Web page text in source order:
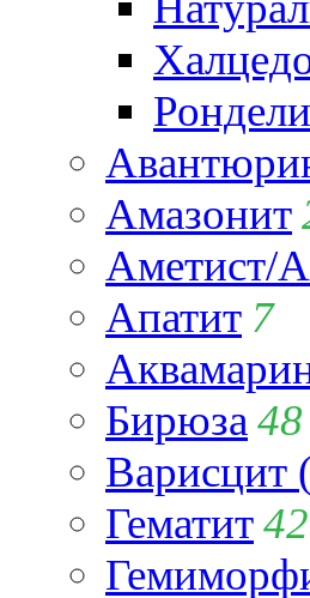
Амазонит
Аметист/
Апатит 7
Бирюза 48
Варисцит
Гематит42